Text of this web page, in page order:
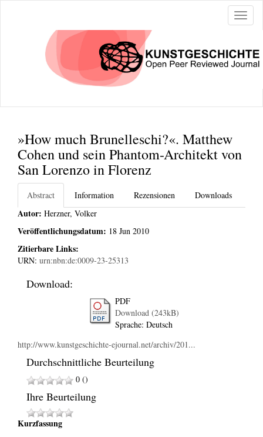
ein-/
»How much Brunelleschi?«. Matthew
Cohen und sein Phantom-Architekt von
San Lorenzo in Florenz
Abstract Information Rezensionen Downloads
Autor: Herzner, Volker
Veröffentlichungsdatum: 18 Jun 2010
Zitierbare Links:
URN: urn:nbn:de:0009-23-25313
Download:
PDF
Download (243kB)
Sprache: Deutsch
http://www.kunstgeschichte-ejournal.net/archiv/201...
Durchschnittliche Beurteilung
0 ()
Ihre Beurteilung
Kurzfassung